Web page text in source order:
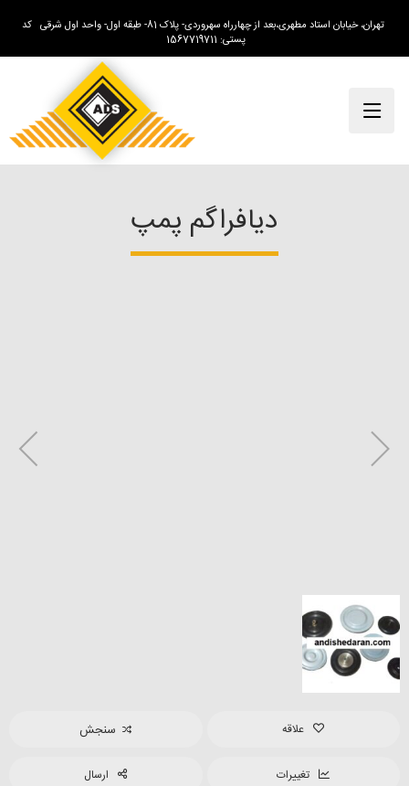
تهران، خیابان استاد مطهری،بعد از چهارراه سهروردی- پلاک 81- طبقه اول- واحد اول شرقی کد
پستی: 1567719711
دیافراگم پمپ
علاقه سنجش
تغییرات ارسال